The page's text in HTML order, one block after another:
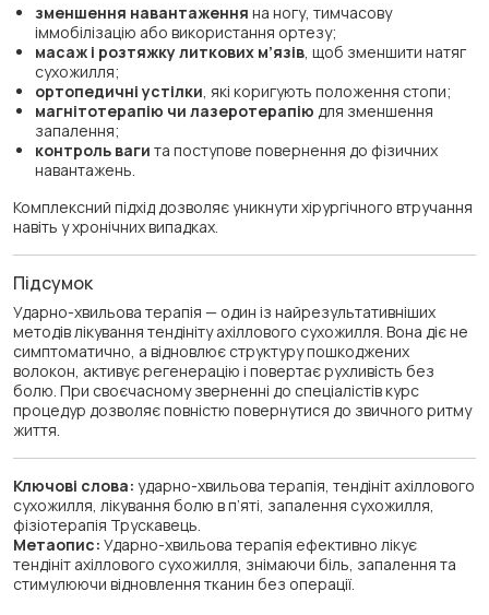
зменшення навантаження на ногу, тимчасову
іммобілізацію або використання ортезу;
масаж і розтяжку литкових м’язів , щоб зменшити натяг
сухожилля;
ортопедичні устілки , які коригують положення стопи;
магнітотерапію чи лазеротерапію для зменшення
запалення;
контроль ваги та поступове повернення до фізичних
навантажень.
Комплексний підхід дозволяє уникнути хірургічного втручання
навіть у хронічних випадках.
Підсумок
Ударно-хвильова терапія — один із найрезультативніших
методів лікування тендініту ахіллового сухожилля. Вона діє не
симптоматично, а відновлює структуру пошкоджених
волокон, активує регенерацію і повертає рухливість без
болю. При своєчасному зверненні до спеціалістів курс
процедур дозволяє повністю повернутися до звичного ритму
життя.
Ключові слова: ударно-хвильова терапія, тендініт ахіллового
сухожилля, лікування болю в п’яті, запалення сухожилля,
фізіотерапія Трускавець.
Метаопис: Ударно-хвильова терапія ефективно лікує
тендініт ахіллового сухожилля, знімаючи біль, запалення та
стимулюючи відновлення тканин без операції.